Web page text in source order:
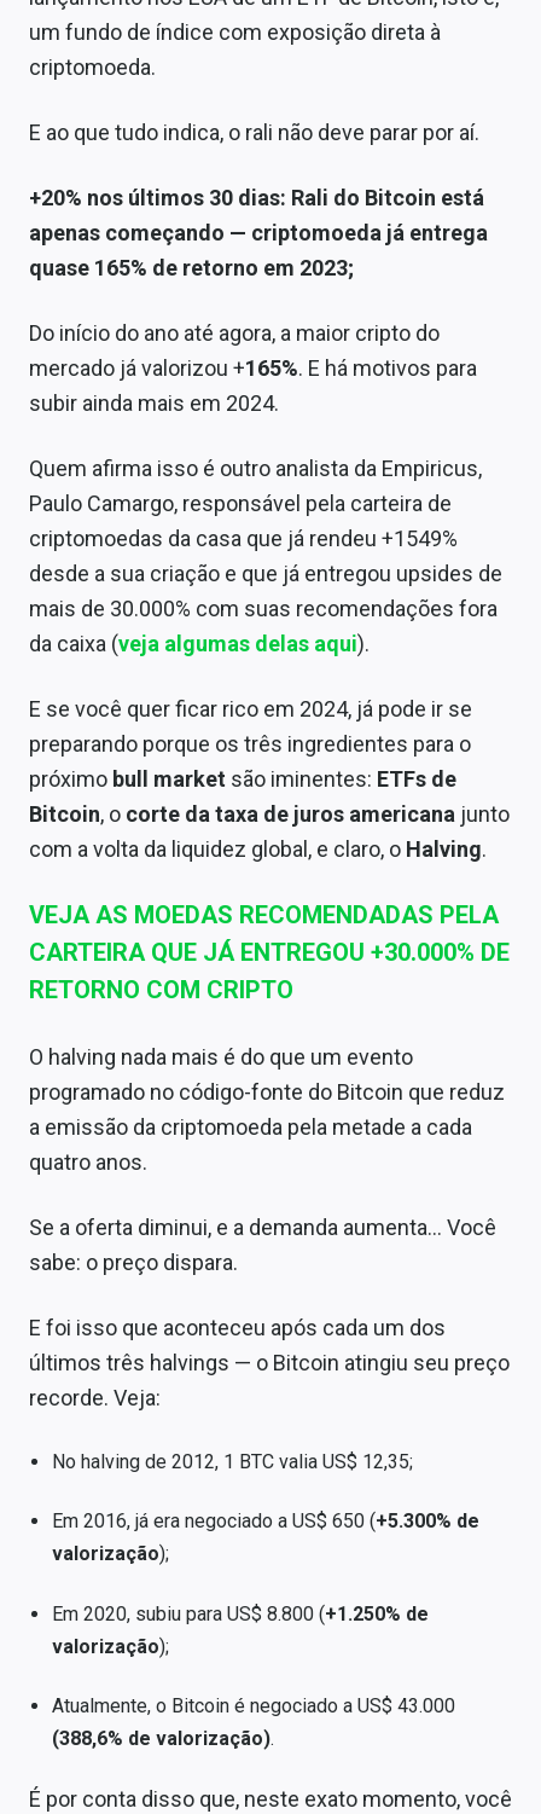
um fundo de índice com exposição direta à
criptomoeda.
E ao que tudo indica, o rali não deve parar por aí.
+20% nos últimos 30 dias: Rali do Bitcoin está
apenas começando — criptomoeda já entrega
quase 165% de retorno em 2023;
Do início do ano até agora, a maior cripto do
mercado já valorizou +165%. E há motivos para
subir ainda mais em 2024.
Quem afirma isso é outro analista da Empiricus,
Paulo Camargo, responsável pela carteira de
criptomoedas da casa que já rendeu +1549%
desde a sua criação e que já entregou upsides de
mais de 30.000% com suas recomendações fora
da caixa (veja algumas delas aqui).
E se você quer ficar rico em 2024, já pode ir se
preparando porque os três ingredientes para o
próximo bull market são iminentes: ETFs de
Bitcoin, o corte da taxa de juros americana junto
com a volta da liquidez global, e claro, o Halving.
VEJA AS MOEDAS RECOMENDADAS PELA
CARTEIRA QUE JÁ ENTREGOU +30.000% DE
RETORNO COM CRIPTO
O halving nada mais é do que um evento
programado no código-fonte do Bitcoin que reduz
a emissão da criptomoeda pela metade a cada
quatro anos.
Se a oferta diminui, e a demanda aumenta… Você
sabe: o preço dispara.
E foi isso que aconteceu após cada um dos
últimos três halvings — o Bitcoin atingiu seu preço
recorde. Veja:
No halving de 2012, 1 BTC valia US$ 12,35;
Em 2016, já era negociado a US$ 650 (+5.300% de
valorização);
Em 2020, subiu para US$ 8.800 (+1.250% de
valorização);
Atualmente, o Bitcoin é negociado a US$ 43.000
(388,6% de valorização).
É por conta disso que, neste exato momento, você